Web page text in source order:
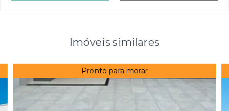
Imóveis similares
Pronto para morar